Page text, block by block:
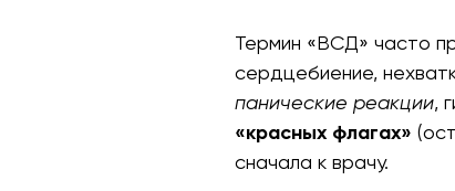
Термин «ВСД» часто
сердцебиение,
панические реакции,
«красных флагах»
сначала к врачу.